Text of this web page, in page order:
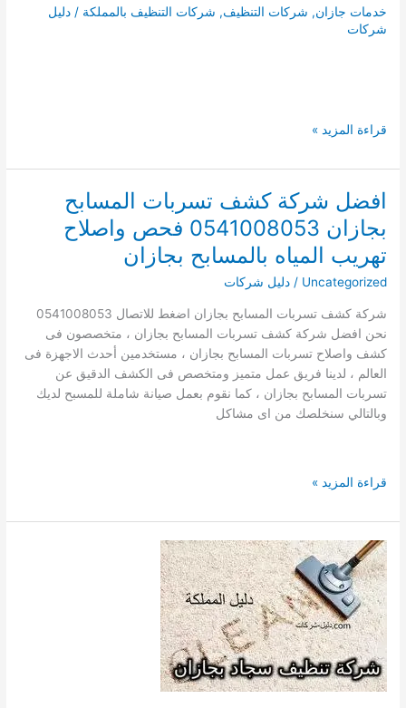
خدمات جازان, شركات التنظيف, شركات التنظيف بالمملكة /دليل
شركات
افضل
شركة
تنظيف
بجازان
ايجار
دليل
شركات
نظافة
المنازل
والفلل
بجازان
قراءة المزيد »
افضل شركة كشف تسربات المسابح
بجازان 0541008053 فحص واصلاح
تهريب المياه بالمسابح بجازان
Uncategorized
/دليل شركات
شركة كشف تسربات المسابح بجازان اضغط للاتصال 0541008053
نحن افضل شركة كشف تسربات المسابح بجازان ، متخصصون فى
كشف واصلاح تسربات المسابح بجازان ، مستخدمين أحدث الاجهزة فى
العالم ، لدينا فريق عمل متميز ومتخصص فى الكشف الدقيق عن
تسربات المسابح بجازان ، كما نقوم بعمل صيانة شاملة للمسبح لديك
وبالتالي سنخلصك من اى مشاكل
افضل
كشف
تسربات
المسابح
بجازان
0541008053
فحص
واصلاح
تهريب
المياه
قراءة المزيد »